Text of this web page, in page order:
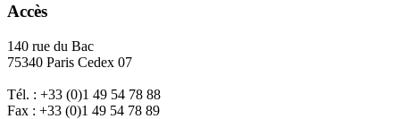
Accès
140 rue du Bac
75340 Paris Cedex 07
Tél. : +33 (0)1 49 54 78 88
Fax : +33 (0)1 49 54 78 89